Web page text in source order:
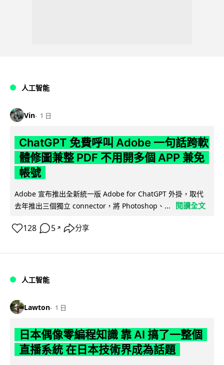
人工智能
Vin 1 日
ChatGPT 免費呼叫 Adobe 一句話跨軟
體修圖兼整 PDF 不用開多個 APP 兼免
帳號
Adobe 宣布推出全新統一版 Adobe for ChatGPT 外掛，取代
去年推出三個獨立 connector，將 Photoshop、...
閱讀全文
128 5 ↗ 分享
人工智能
Lawton 1 日
日本偶像零編程知識 靠 AI 搞了一整個
直播系統 在日本技術界成為話題